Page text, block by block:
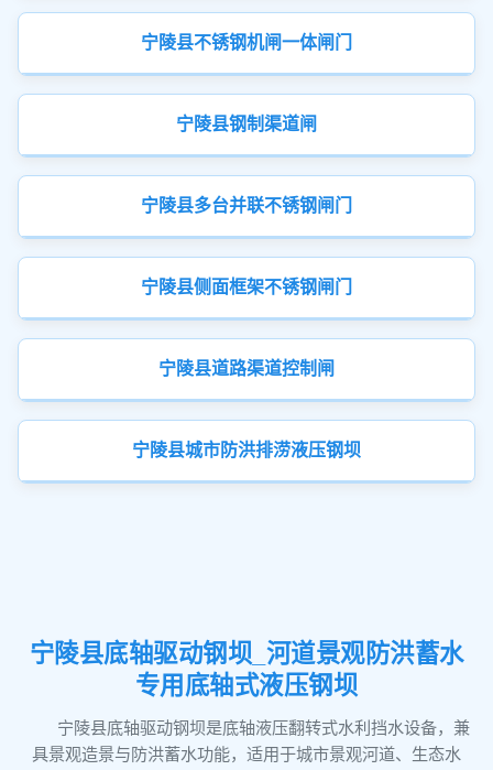
宁陵县不锈钢机闸一体闸门
宁陵县钢制渠道闸
宁陵县多台并联不锈钢闸门
宁陵县侧面框架不锈钢闸门
宁陵县道路渠道控制闸
宁陵县城市防洪排涝液压钢坝
宁陵县底轴驱动钢坝_河道景观防洪蓄水
专用底轴式液压钢坝
宁陵县底轴驱动钢坝是底轴液压翻转式水利挡水设备，兼
具景观造景与防洪蓄水功能，适用于城市景观河道、生态水